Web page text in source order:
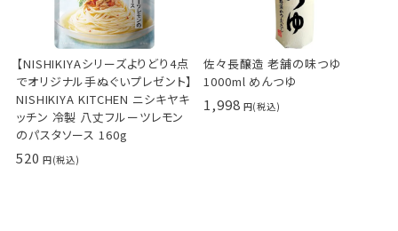
【NISHIKIYAシリーズよりどり4点
でオリジナル手ぬぐいプレゼント】
NISHIKIYA KITCHEN ニシキヤキ
ッチン 冷製 八丈フルーツレモン
のパスタソース 160g
520
佐々長醸造 老舗の味つゆ
1000ml めんつゆ
1,998